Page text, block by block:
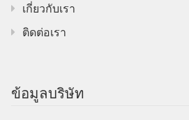
เกี่ยวกับเรา
ติดต่อเรา
ข้อมูลบริษัท